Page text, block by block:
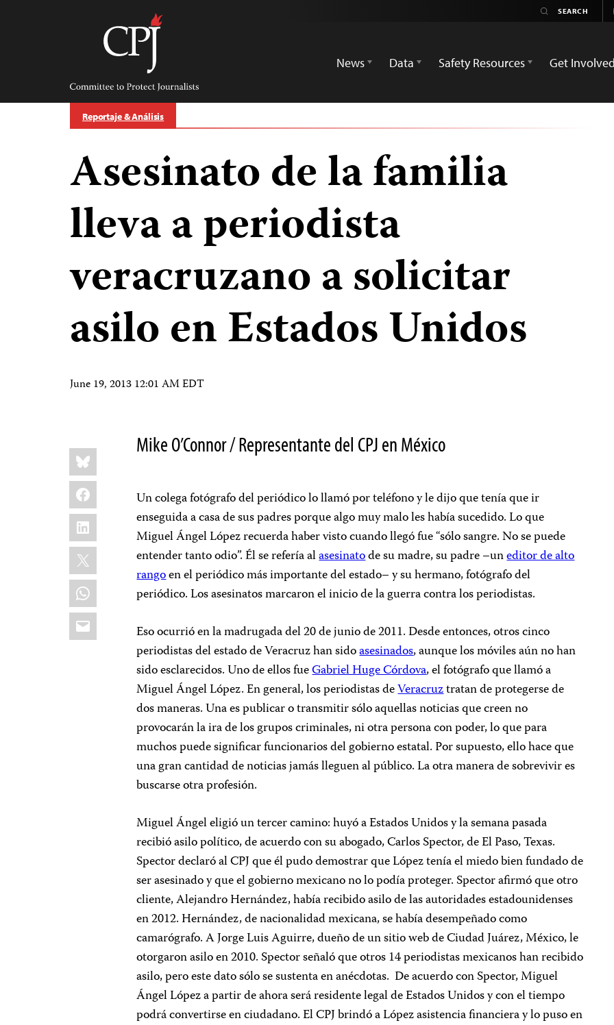
Committee
Protect
Journalists
News
Data Safety Resources Get Involved
Reportaje & Análisis
Asesinato de la familia
lleva a periodista
veracruzano a solicitar
asilo en Estados Unidos
June 19, 2013 12:01 AM EDT
Share
this:
Bluesky
Facebook
LinkedIn
X
WhatsApp
Email
Mike O’Connor / Representante del CPJ en México
Un colega fotógrafo del periódico lo llamó por teléfono y le dijo que tenía que ir
enseguida a casa de sus padres porque algo muy malo les había sucedido. Lo que
Miguel Ángel López recuerda haber visto cuando llegó fue “sólo sangre. No se puede
entender tanto odio”. Él se refería alasesinatode su madre, su padre –uneditor de alto
rangoen el periódico más importante del estado– y su hermano, fotógrafo del
periódico. Los asesinatos marcaron el inicio de la guerra contra los periodistas.
Eso ocurrió en la madrugada del 20 de junio de 2011. Desde entonces, otros cinco
periodistas del estado de Veracruz han sidoasesinados, aunque los móviles aún no han
sido esclarecidos. Uno de ellos fueGabriel Huge Córdova, el fotógrafo que llamó a
Miguel Ángel López. En general, los periodistas deVeracruztratan de protegerse de
dos maneras. Una es publicar o transmitir sólo aquellas noticias que creen no
provocarán la ira de los grupos criminales, ni otra persona con poder, lo que para
muchos puede significar funcionarios del gobierno estatal. Por supuesto, ello hace que
una gran cantidad de noticias jamás lleguen al público. La otra manera de sobrevivir es
buscarse otra profesión.
Miguel Ángel eligió un tercer camino: huyó a Estados Unidos y la semana pasada
recibió asilo político, de acuerdo con su abogado, Carlos Spector, de El Paso, Texas.
Spector declaró al CPJ que él pudo demostrar que López tenía el miedo bien fundado de
ser asesinado y que el gobierno mexicano no lo podía proteger. Spector afirmó que otro
cliente, Alejandro Hernández, había recibido asilo de las autoridades estadounidenses
en 2012. Hernández, de nacionalidad mexicana, se había desempeñado como
camarógrafo. A Jorge Luis Aguirre, dueño de un sitio web de Ciudad Juárez, México, le
otorgaron asilo en 2010. Spector señaló que otros 14 periodistas mexicanos han recibido
asilo, pero este dato sólo se sustenta en anécdotas. De acuerdo con Spector, Miguel
Ángel López a partir de ahora será residente legal de Estados Unidos y con el tiempo
podrá convertirse en ciudadano. El CPJ brindó a López asistencia financiera y lo puso en